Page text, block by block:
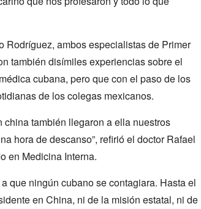
Rodríguez, ambos especialistas de Primer
también disímiles experiencias sobre el
cubana, pero que con el paso de los
de los colegas mexicanos.
también llegaron a ella nuestros
hora de descanso”, refirió el doctor Rafael
en Medicina Interna.
que ningún cubano se contagiara. Hasta el
en China, ni de la misión estatal, ni de